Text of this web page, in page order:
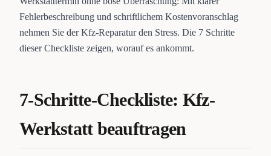
Fehlerbeschreibung und schriftlichem Kostenvoranschlag
nehmen Sie der Kfz-Reparatur den Stress. Die 7 Schritte
dieser Checkliste zeigen, worauf es ankommt.
7-Schritte-Checkliste: Kfz-
Werkstatt beauftragen